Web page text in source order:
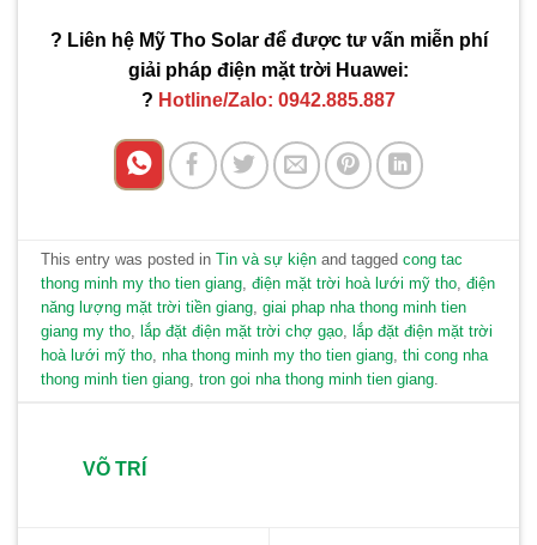
? Liên hệ Mỹ Tho Solar để được tư vấn miễn phí
giải pháp điện mặt trời Huawei:
? Hotline/Zalo: 0942.885.887
This entry was posted inTin và sự kiện and taggedcong tac
thong minh my tho tien giang,điện mặt trời hoà lưới mỹ tho,điện
năng lượng mặt trời tiền giang,giai phap nha thong minh tien
giang my tho, lắp đặt điện mặt trời chợ gạo, lắp đặt điện mặt trời
hoà lưới mỹ tho,nha thong minh my tho tien giang,thi cong nha
thong minh tien giang,tron goi nha thong minh tien giang.
VÕ TRÍ